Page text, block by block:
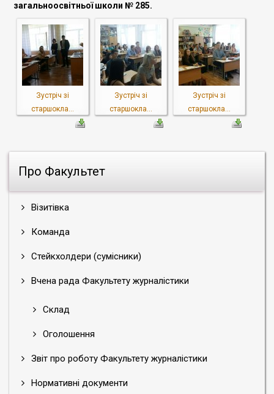
Про Факультет
Візитівка
Команда
Стейкхолдери (сумісники)
Вчена рада Факультету журналістики
Склад
Оголошення
Звіт про роботу Факультету журналістики
Нормативні документи
загальноосвітньої школи № 285.
Зустріч зі
старшокла...
Зустріч зі
старшокла...
Зустріч зі
старшокла...